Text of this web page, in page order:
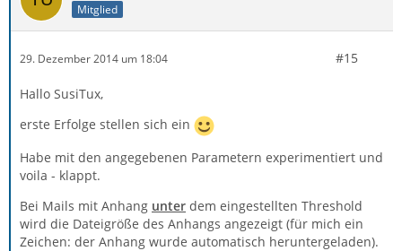
Mitglied
29. Dezember 2014 um 18:04 #15
Hallo SusiTux,
erste Erfolge stellen sich ein
Habe mit den angegebenen Parametern experimentiert und
voila - klappt.
Bei Mails mit Anhang unter dem eingestellten Threshold
wird die Dateigröße des Anhangs angezeigt (für mich ein
Zeichen: der Anhang wurde automatisch heruntergeladen).